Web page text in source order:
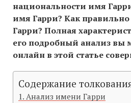
национальности имя
имя Гарри? Как
Гарри? Полная
его подробный анализ вы
онлайн в этой статье
Содержание
Анализ имени Гарри